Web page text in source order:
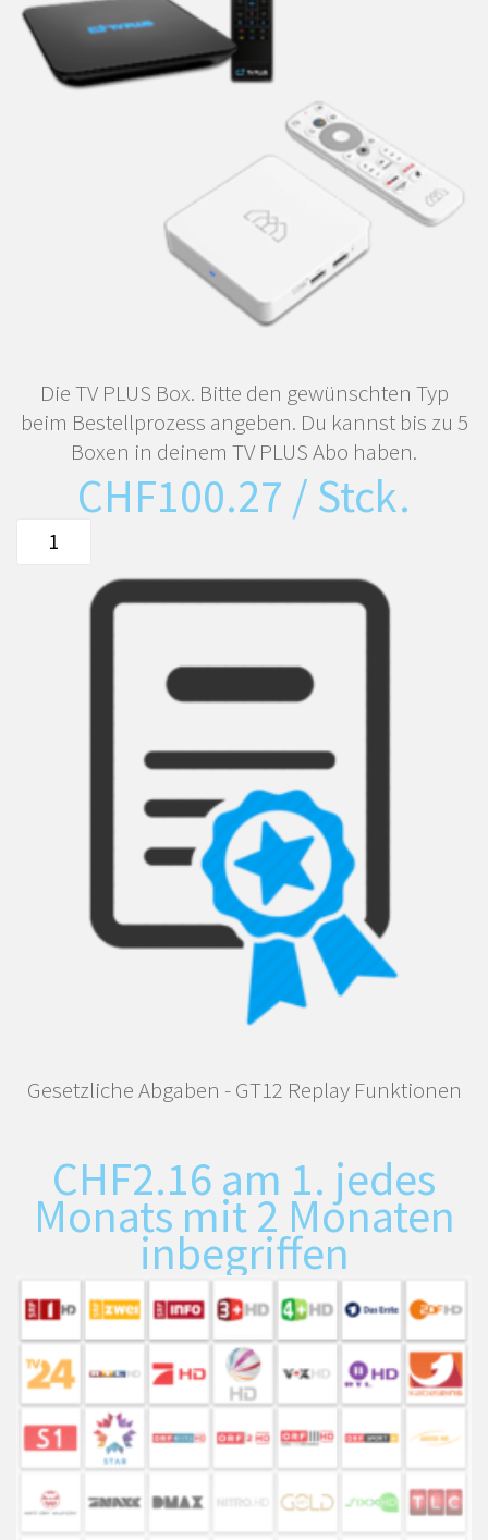
Die TV PLUS Box. Bitte den gewünschten Typ
beim Bestellprozess angeben. Du kannst bis zu 5
Boxen in deinem TV PLUS Abo haben.
CHF100.27 / Stck.
TIPc9x
Gesetzliche Abgaben - GT12 Replay Funktionen
CHF2.16 am 1. jedes
Monats mit 2 Monaten
inbegriffen